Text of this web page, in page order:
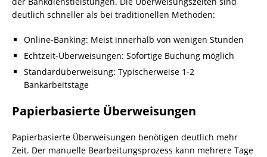
deutlich schneller als bei traditionellen Methoden:
Online-Banking: Meist innerhalb von wenigen Stunden
Echtzeit-Überweisungen: Sofortige Buchung möglich
Standardüberweisung: Typischerweise 1-2
Bankarbeitstage
Papierbasierte Überweisungen
Papierbasierte Überweisungen benötigen deutlich mehr
Zeit. Der manuelle Bearbeitungsprozess kann mehrere Tage